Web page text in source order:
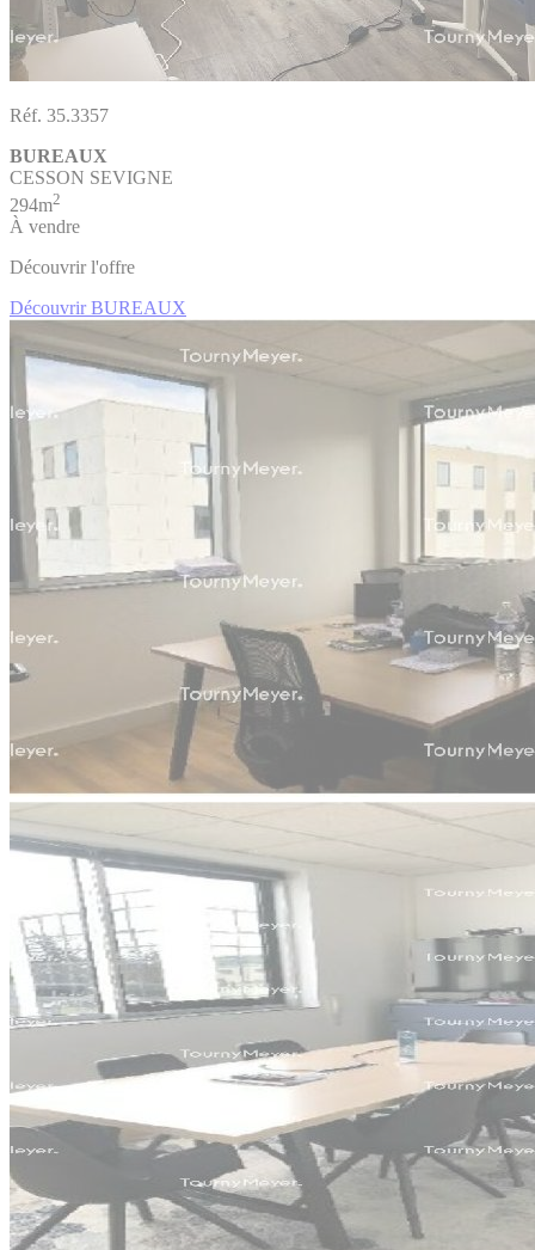
Réf. 35.3357
BUREAUX
CESSON SEVIGNE
294m2
À vendre
Découvrir l'offre
Découvrir BUREAUX